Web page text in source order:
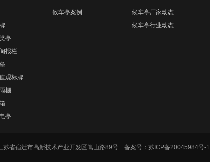
亭
报栏
观标牌
棚
亭
候车亭案例
候车亭厂家动态
候车亭行业动态
省宿迁市高新技术产业开发区嵩山路89号 备案号： 苏ICP备20045984号-1